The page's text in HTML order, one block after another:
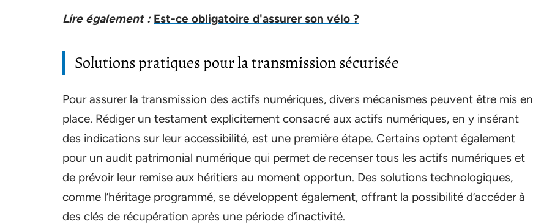
Lire également : Est-ce obligatoire d'assurer son vélo ?
Solutions pratiques pour la transmission sécurisée
Pour assurer la transmission des actifs numériques, divers mécanismes peuvent être mis en
place. Rédiger un testament explicitement consacré aux actifs numériques, en y insérant
des indications sur leur accessibilité, est une première étape. Certains optent également
pour un audit patrimonial numérique qui permet de recenser tous les actifs numériques et
de prévoir leur remise aux héritiers au moment opportun. Des solutions technologiques,
comme l’héritage programmé, se développent également, offrant la possibilité d’accéder à
des clés de récupération après une période d’inactivité.